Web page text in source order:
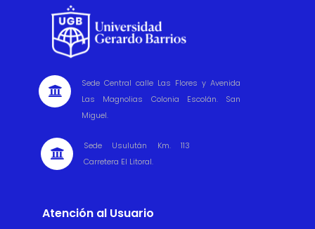

Sede Central calle Las Flores y Avenida
Las Magnolias Colonia Escolán. San
Miguel.

Sede Usulután Km. 113
Carretera El Litoral.
Atención al Usuario